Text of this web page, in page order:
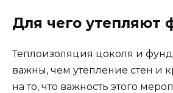
Для чего утепляют
Теплоизоляция цоколя и
важны, чем утепление стен и
на то, что важность этого